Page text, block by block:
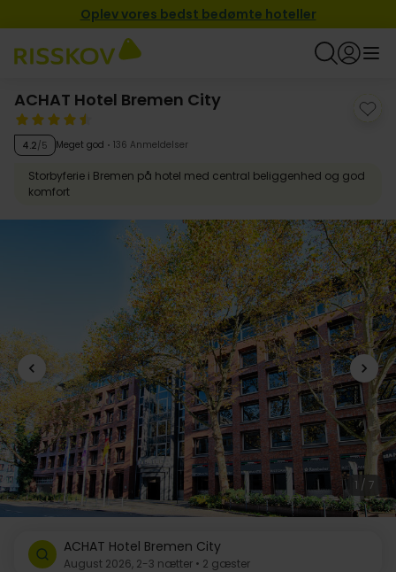
Oplev vores bedst bedømte hoteller
ACHAT Hotel Bremen City
4.2/5 Meget god 136 Anmeldelser
Storbyferie i Bremen på hotel med central beliggenhed og god
komfort
1 / 7
ACHAT Hotel Bremen City
August 2026, 2-3 nætter • 2 gæster